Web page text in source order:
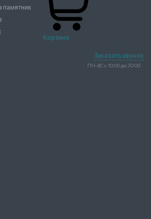
Корзина
Заказать звонок
ПН-ВС с 10:00 до 20:00
памятник